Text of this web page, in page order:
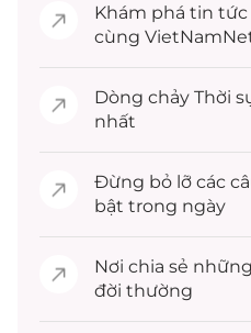
Khám phá tin tức
cùng
Dòng chảy Thời
nhất
Đừng bỏ lỡ các
bật trong ngày
Nơi chia sẻ
đời thường